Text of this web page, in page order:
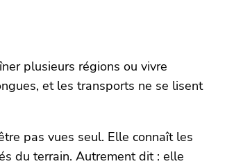
plusieurs régions ou vivre
et les transports ne se lisent
pas vues seul. Elle connaît les
du terrain. Autrement dit : elle